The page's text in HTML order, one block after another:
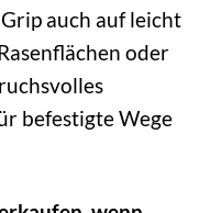
auch auf leicht
oder
befestigte Wege